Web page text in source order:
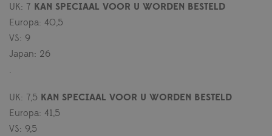
UK: 7 KAN SPECIAAL VOOR U WORDEN BESTELD
Europa: 40,5
VS: 9
Japan: 26
.
UK: 7,5 KAN SPECIAAL VOOR U WORDEN BESTELD
Europa: 41,5
VS: 9,5